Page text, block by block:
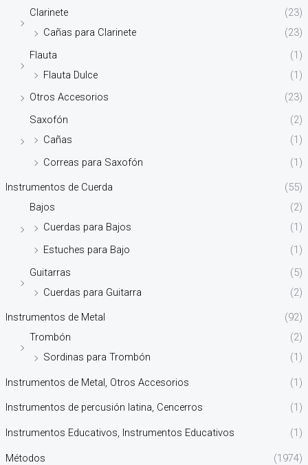
Clarinete
(23)
Cañas para Clarinete
(23)
Flauta
(1)
Flauta Dulce
(1)
Otros Accesorios
(23)
Saxofón
(2)
Cañas
(1)
Correas para Saxofón
(1)
Instrumentos de Cuerda
(55)
Bajos
(2)
Cuerdas para Bajos
(1)
Estuches para Bajo
(1)
Guitarras
(5)
Cuerdas para Guitarra
(2)
Instrumentos de Metal
(92)
Trombón
(2)
Sordinas para Trombón
(1)
Instrumentos de Metal, Otros Accesorios (1)
Instrumentos de percusión latina, Cencerros (1)
Instrumentos Educativos, Instrumentos Educativos (1)
Métodos (1974)